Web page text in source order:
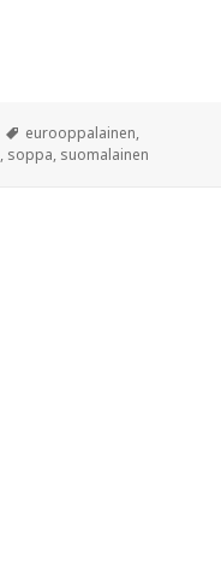
Tags
eurooppalainen,
, soppa, suomalainen